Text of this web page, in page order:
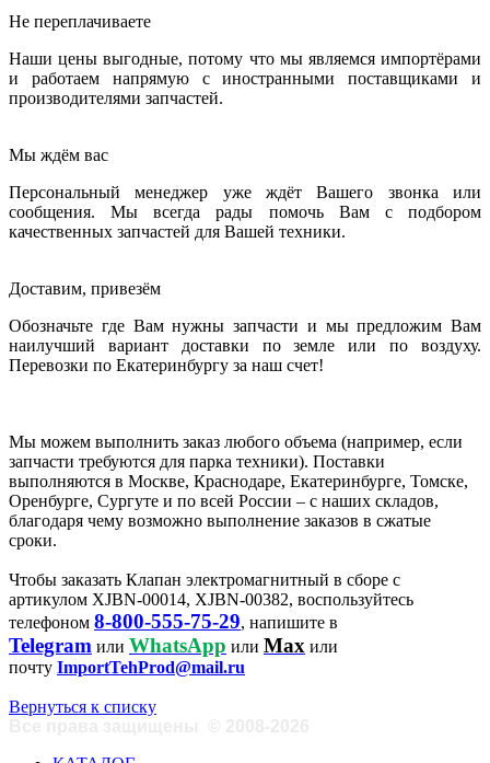
Не переплачиваете
Наши цены выгодные, потому что мы являемся импортёрами
и работаем напрямую с иностранными поставщиками и
производителями запчастей.
Мы ждём вас
Персональный менеджер уже ждёт Вашего звонка или
сообщения. Мы всегда рады помочь Вам с подбором
качественных запчастей для Вашей техники.
Доставим, привезём
Обозначьте где Вам нужны запчасти и мы предложим Вам
наилучший вариант доставки по земле или по воздуху.
Перевозки по Екатеринбургу за наш счет!
Мы можем выполнить заказ любого объема (например, если
запчасти требуются для парка техники). Поставки
выполняются в Москве, Краснодаре, Екатеринбурге, Томске,
Оренбурге, Сургуте и по всей России – с наших складов,
благодаря чему возможно выполнение заказов в сжатые
сроки.
Чтобы заказать Клапан электромагнитный в сборе с
артикулом XJBN-00014, XJBN-00382, воспользуйтесь
телефоном 8-800-555-75-29, напишите в
Telegram или WhatsApp или Max или
почту ImportTehProd@mail.ru
Вернуться к списку